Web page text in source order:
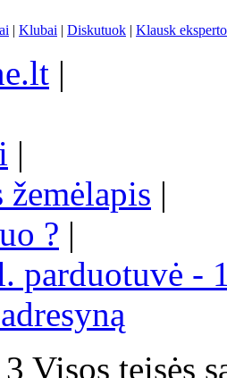
| Klubai | Diskutuok | Klausk eksperto
|
|
žemėlapis |
? |
parduotuvė -
Visos teisės